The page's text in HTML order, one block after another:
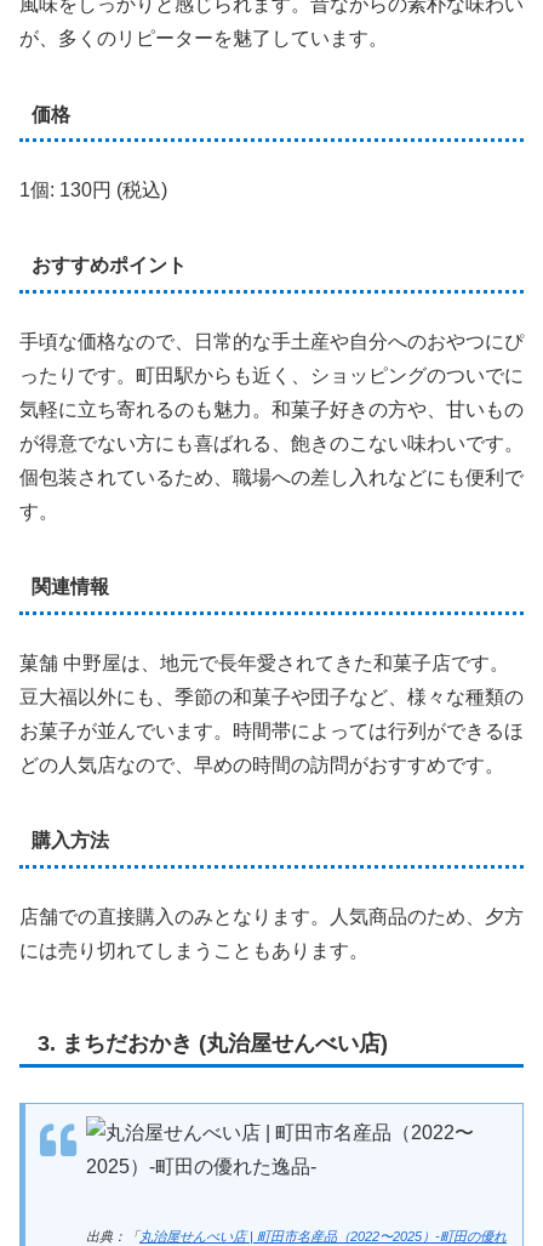
風味をしっかりと感じられます。昔ながらの素朴な味わい
が、多くのリピーターを魅了しています。
価格
1個: 130円 (税込)
おすすめポイント
手頃な価格なので、日常的な手土産や自分へのおやつにぴ
ったりです。町田駅からも近く、ショッピングのついでに
気軽に立ち寄れるのも魅力。和菓子好きの方や、甘いもの
が得意でない方にも喜ばれる、飽きのこない味わいです。
個包装されているため、職場への差し入れなどにも便利で
す。
関連情報
菓舗 中野屋は、地元で長年愛されてきた和菓子店です。
豆大福以外にも、季節の和菓子や団子など、様々な種類の
お菓子が並んでいます。時間帯によっては行列ができるほ
どの人気店なので、早めの時間の訪問がおすすめです。
購入方法
店舗での直接購入のみとなります。人気商品のため、夕方
には売り切れてしまうこともあります。
3. まちだおかき (丸治屋せんべい店)
出典：「丸治屋せんべい店 | 町田市名産品（2022〜2025）-町田の優れ